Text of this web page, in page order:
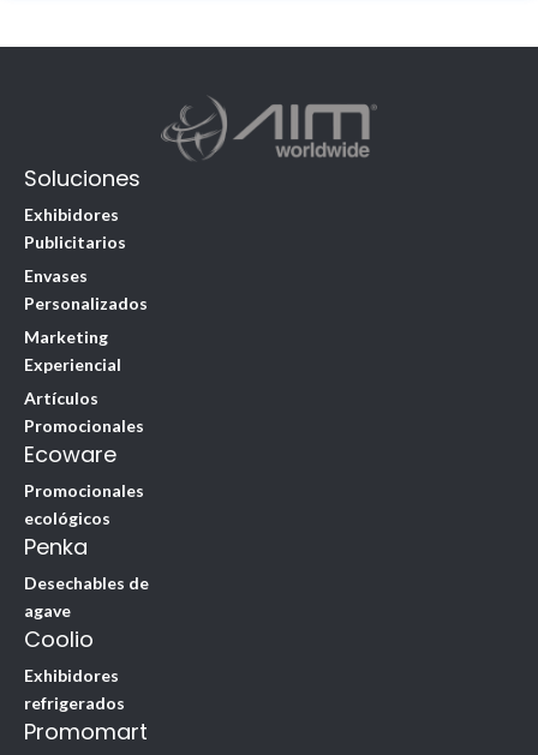
Soluciones
Exhibidores
Publicitarios
Envases
Personalizados
Marketing
Experiencial
Artículos
Promocionales
Ecoware
Promocionales
ecológicos
Penka
Desechables de
agave
Coolio
Exhibidores
refrigerados
Promomart